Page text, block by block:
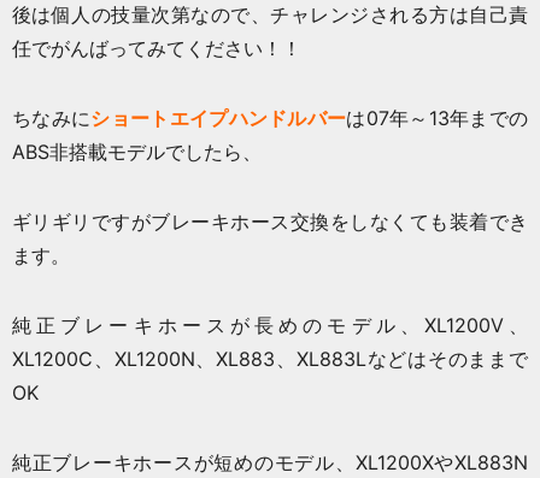
後は個人の技量次第なので、チャレンジされる方は自己責
任でがんばってみてください！！
ちなみにショートエイプハンドルバーは07年～13年までの
ABS非搭載モデルでしたら、
ギリギリですがブレーキホース交換をしなくても装着でき
ます。
純正ブレーキホースが長めのモデル、XL1200V、
XL1200C、XL1200N、XL883、XL883Lなどはそのままで
OK
純正ブレーキホースが短めのモデル、XL1200XやXL883N